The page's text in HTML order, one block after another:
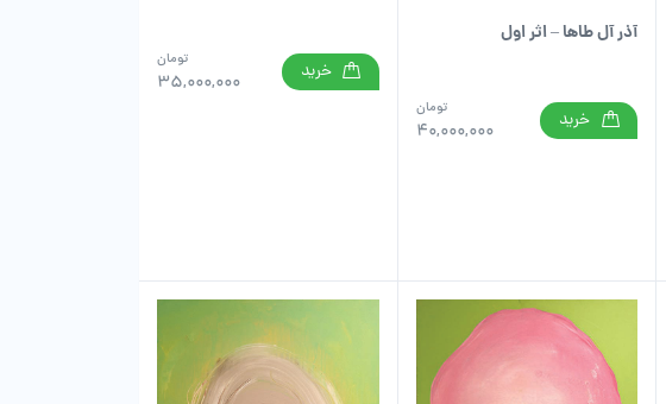
آذر آل طاها – اثر اول
40,000,000
تومان خرید
35,000,000
تومان خرید